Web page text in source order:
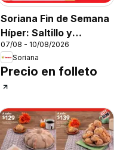
Soriana Fin de Semana
Híper: Saltillo y
Torreón
07/08 - 10/08/2026
Soriana
Precio en folleto